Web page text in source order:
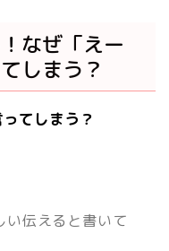
なぜ「えー
しまう？
てしまう？
い伝えると書いて